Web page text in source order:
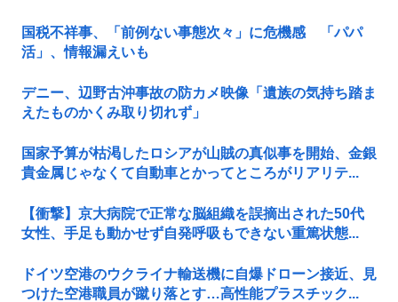
国税不祥事、「前例ない事態次々」に危機感 「パパ
活」、情報漏えいも
デニー、辺野古沖事故の防カメ映像「遺族の気持ち踏ま
えたものかくみ取り切れず」
国家予算が枯渇したロシアが山賊の真似事を開始、金銀
貴金属じゃなくて自動車とかってところがリアリテ...
【衝撃】京大病院で正常な脳組織を誤摘出された50代
女性、手足も動かせず自発呼吸もできない重篤状態...
ドイツ空港のウクライナ輸送機に自爆ドローン接近、見
つけた空港職員が蹴り落とす…高性能プラスチック...